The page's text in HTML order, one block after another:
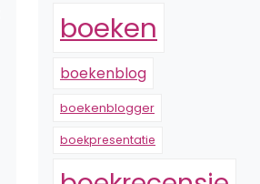
boeken
boekenblog
boekenblogger
boekpresentatie